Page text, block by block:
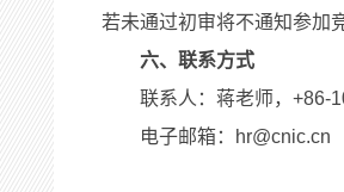
若未通过初审将不通知参加
六、联系方式
联系人：蒋老师，+86-
电子邮箱：hr@cnic.cn